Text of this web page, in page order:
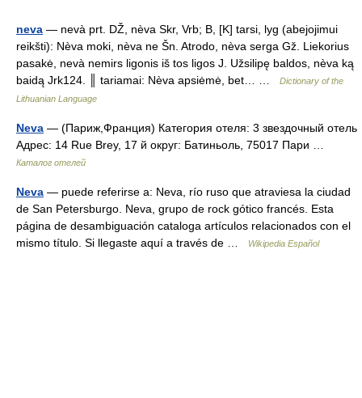
neva — nevà prt. DŽ, nèva Skr, Vrb; B, [K] tarsi, lyg (abejojimui
reikšti): Nèva moki, nèva ne Šn. Atrodo, nèva serga Gž. Liekorius
pasakė, nevà nemirs ligonis iš tos ligos J. Užsilipę baldos, nèva ką
baidą Jrk124. ║ tariamai: Nèva apsiėmė, bet… …
Dictionary of the
Lithuanian Language
Neva — (Париж,Франция) Категория отеля: 3 звездочный отель
Адрес: 14 Rue Brey, 17 й округ: Батиньоль, 75017 Пари …
Каталог отелей
Neva — puede referirse a: Neva, río ruso que atraviesa la ciudad
de San Petersburgo. Neva, grupo de rock gótico francés. Esta
página de desambiguación cataloga artículos relacionados con el
mismo título. Si llegaste aquí a través de …
Wikipedia Español